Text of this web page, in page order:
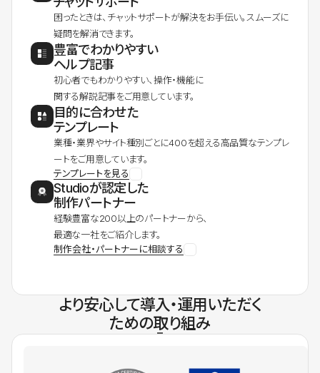
困ったときは、チャットサポートが解決をお手伝い。スムーズに
疑問を解消できます。
豊富でわかりやすい
ヘルプ記事
初心者でもわかりやすい、操作・機能に
関する解説記事をご用意しています。
目的に合わせた
テンプレート
業種・業界やサイト種別ごとに400を超える高品質なテンプレ
ートをご用意しています。
テンプレートを見る
Studioが認定した
制作パートナー
経験豊富な200以上のパートナーから、
最適な一社をご紹介します。
制作会社・パートナーに相談する
より安心して導入・運用いただく
ための取り組み